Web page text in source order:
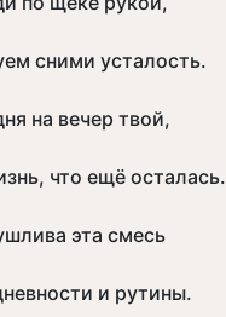
сними усталость.
на вечер твой,
что ещё осталась.
эта смесь
и рутины.